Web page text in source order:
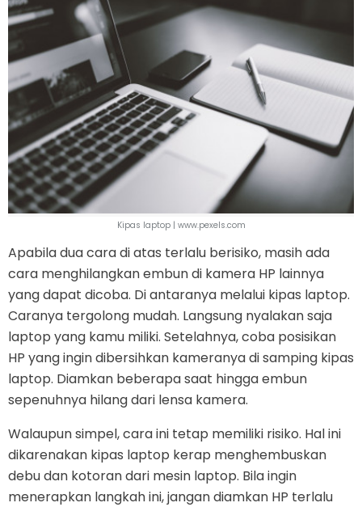
Kipas laptop | www.pexels.com
Apabila dua cara di atas terlalu berisiko, masih ada
cara menghilangkan embun di kamera HP lainnya
yang dapat dicoba. Di antaranya melalui kipas laptop.
Caranya tergolong mudah. Langsung nyalakan saja
laptop yang kamu miliki. Setelahnya, coba posisikan
HP yang ingin dibersihkan kameranya di samping kipas
laptop. Diamkan beberapa saat hingga embun
sepenuhnya hilang dari lensa kamera.
Walaupun simpel, cara ini tetap memiliki risiko. Hal ini
dikarenakan kipas laptop kerap menghembuskan
debu dan kotoran dari mesin laptop. Bila ingin
menerapkan langkah ini, jangan diamkan HP terlalu